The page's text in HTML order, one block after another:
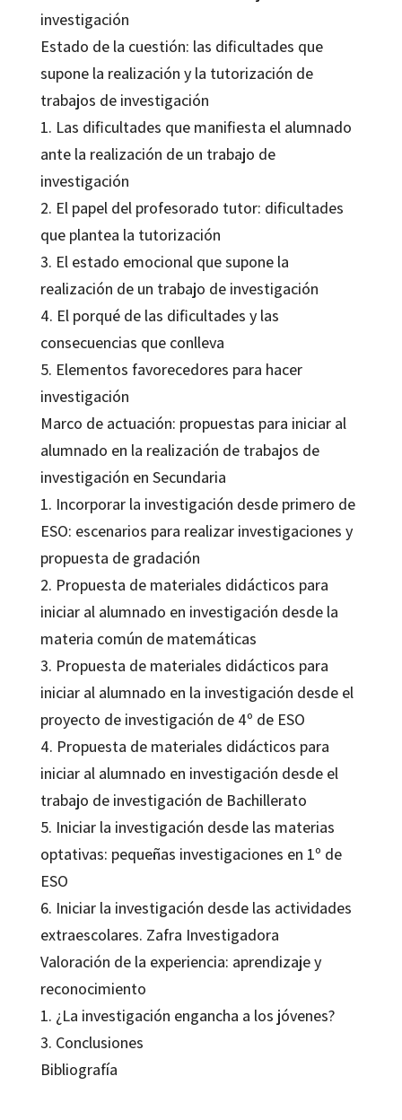
investigación
Estado de la cuestión: las dificultades que
supone la realización y la tutorización de
trabajos de investigación
1. Las dificultades que manifiesta el alumnado
ante la realización de un trabajo de
investigación
2. El papel del profesorado tutor: dificultades
que plantea la tutorización
3. El estado emocional que supone la
realización de un trabajo de investigación
4. El porqué de las dificultades y las
consecuencias que conlleva
5. Elementos favorecedores para hacer
investigación
Marco de actuación: propuestas para iniciar al
alumnado en la realización de trabajos de
investigación en Secundaria
1. Incorporar la investigación desde primero de
ESO: escenarios para realizar investigaciones y
propuesta de gradación
2. Propuesta de materiales didácticos para
iniciar al alumnado en investigación desde la
materia común de matemáticas
3. Propuesta de materiales didácticos para
iniciar al alumnado en la investigación desde el
proyecto de investigación de 4º de ESO
4. Propuesta de materiales didácticos para
iniciar al alumnado en investigación desde el
trabajo de investigación de Bachillerato
5. Iniciar la investigación desde las materias
optativas: pequeñas investigaciones en 1º de
ESO
6. Iniciar la investigación desde las actividades
extraescolares. Zafra Investigadora
Valoración de la experiencia: aprendizaje y
reconocimiento
1. ¿La investigación engancha a los jóvenes?
3. Conclusiones
Bibliografía